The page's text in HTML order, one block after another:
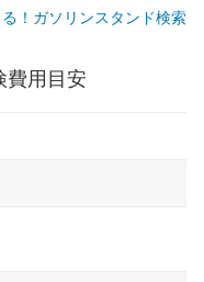
の目安
！ガソリンスタンド検索
費用目安